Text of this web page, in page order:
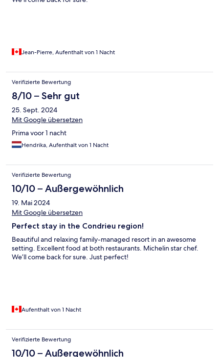
Jean-Pierre, Aufenthalt von 1 Nacht
Verifizierte Bewertung
8/10 – Sehr gut
25. Sept. 2024
Mit Google übersetzen
Prima voor 1 nacht
Hendrika, Aufenthalt von 1 Nacht
Verifizierte Bewertung
10/10 – Außergewöhnlich
19. Mai 2024
Mit Google übersetzen
Perfect stay in the Condrieu region!
Beautiful and relaxing family-managed resort in an awesome
setting. Excellent food at both restaurants. Michelin star chef.
We’ll come back for sure. Just perfect!
Aufenthalt von 1 Nacht
Verifizierte Bewertung
10/10 – Außergewöhnlich